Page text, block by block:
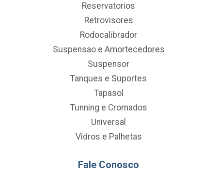
Reservatorios
Retrovisores
Rodocalibrador
Suspensao e Amortecedores
Suspensor
Tanques e Suportes
Tapasol
Tunning e Cromados
Universal
Vidros e Palhetas
Fale Conosco